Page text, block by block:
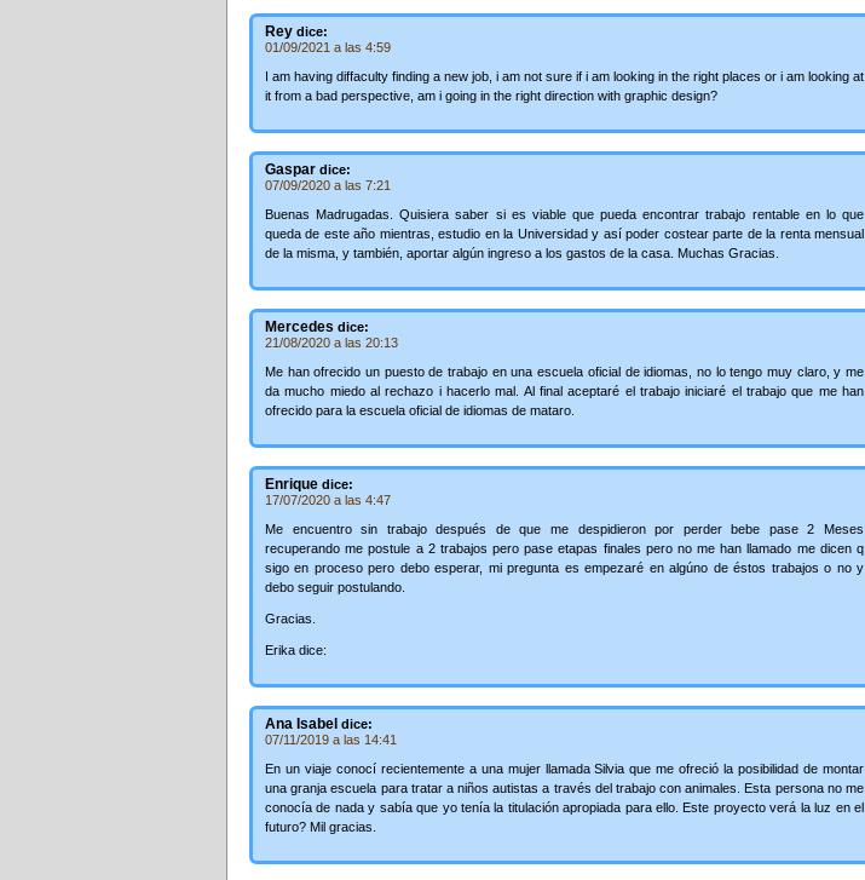
Rey dice:
01/09/2021 a las 4:59
I am having diffaculty finding a new job, i am not sure if i am looking in the right places or i am looking at
it from a bad perspective, am i going in the right direction with graphic design?
Gaspar dice:
07/09/2020 a las 7:21
Buenas Madrugadas. Quisiera saber si es viable que pueda encontrar trabajo rentable en lo que
queda de este año mientras, estudio en la Universidad y así poder costear parte de la renta mensual
de la misma, y también, aportar algún ingreso a los gastos de la casa. Muchas Gracias.
Mercedes dice:
21/08/2020 a las 20:13
Me han ofrecido un puesto de trabajo en una escuela oficial de idiomas, no lo tengo muy claro, y me
da mucho miedo al rechazo i hacerlo mal. Al final aceptaré el trabajo iniciaré el trabajo que me han
ofrecido para la escuela oficial de idiomas de mataro.
Enrique dice:
17/07/2020 a las 4:47
Me encuentro sin trabajo después de que me despidieron por perder bebe pase 2 Meses
recuperando me postule a 2 trabajos pero pase etapas finales pero no me han llamado me dicen q
sigo en proceso pero debo esperar, mi pregunta es empezaré en algúno de éstos trabajos o no y
debo seguir postulando.
Gracias.
Erika dice:
Ana Isabel dice:
07/11/2019 a las 14:41
En un viaje conocí recientemente a una mujer llamada Silvia que me ofreció la posibilidad de montar
una granja escuela para tratar a niños autistas a través del trabajo con animales. Esta persona no me
conocía de nada y sabía que yo tenía la titulación apropiada para ello. Este proyecto verá la luz en el
futuro? Mil gracias.